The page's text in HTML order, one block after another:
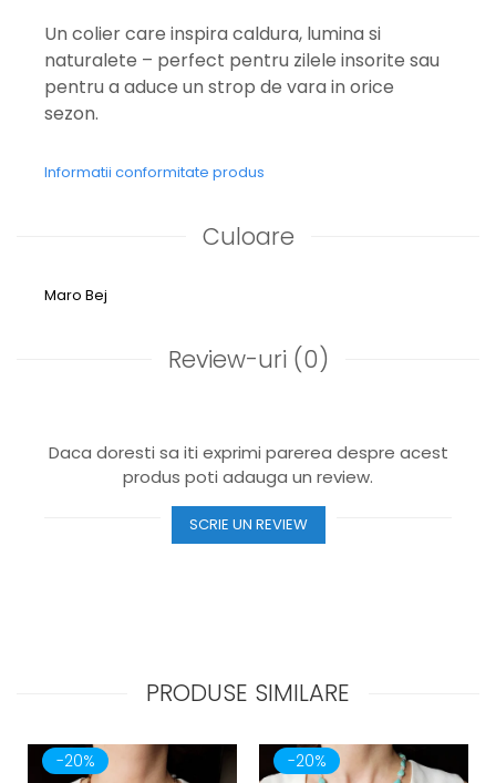
Un colier care inspira caldura, lumina si
naturalete – perfect pentru zilele insorite sau
pentru a aduce un strop de vara in orice
sezon.
Informatii conformitate produs
Culoare
Maro Bej
Review-uri (0)
Daca doresti sa iti exprimi parerea despre acest
produs poti adauga un review.
SCRIE UN REVIEW
PRODUSE SIMILARE
-20% -20%